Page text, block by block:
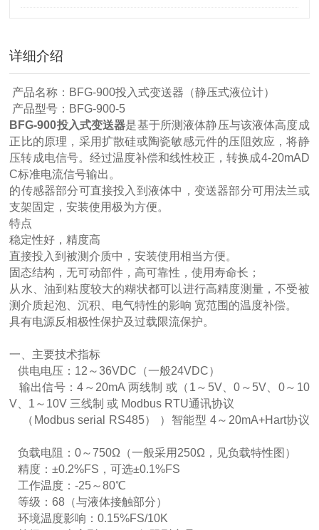
详细介绍
产品名称：BFG-900投入式变送器（静压式液位计）
产品型号：BFG-900-5
BFG-900投入式变送器是基于所测液体静压与该液体高度成
正比的原理，采用扩散硅或陶瓷敏感元件的压阻效应，将静
压转成电信号。经过温度补偿和线性校正，转换成4-20mAD
C标准电流信号输出。
的传感器部分可直接投入到液体中，变送器部分可用法兰或
支架固定，安装使用极为方便。
特点
稳定性好，精度高
直接投入到被测介质中，安装使用相当方便。
固态结构，无可动部件，高可靠性，使用寿命长；
从水、油到粘度较大的糊状都可以进行高精度测量，不受被
测介质起泡、沉积、电气特性的影响 宽范围的温度补偿。
具有电源反相极性保护及过载限流保护。
一、主要技术指标
供电电压：12～36VDC（一般24VDC）
输出信号：4～20mA 两线制 或（1～5V、0～5V、0～10
V、1～10V 三线制 或 Modbus RTU通讯协议
（Modbus serial RS485） ）智能型 4～20mA+Hart协议
负载电阻：0～750Ω（一般采用250Ω，见负载特性图）
精度：±0.2%FS，可选±0.1%FS
工作温度：-25～80℃
等级：68（与液体接触部分）
环境温度影响：0.15%FS/10K